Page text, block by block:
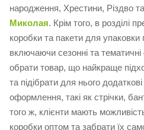
народження, Хрестини, Різдво
Миколая. Крім того, в розділі
коробки та пакети для упаковки
включаючи сезонні та
обрати товар, що найкраще
та підібрати для нього
оформлення, такі як стрічки,
того ж, клієнти мають
коробки оптом та забрати їх